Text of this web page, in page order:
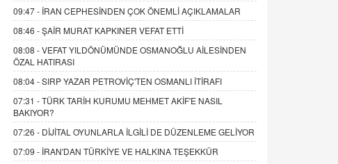
09:47 - İRAN CEPHESİNDEN ÇOK ÖNEMLİ AÇIKLAMALAR
08:46 -ŞAİR MURAT KAPKINER VEFAT ETTİ
08:08 -VEFAT YILDÖNÜMÜNDE OSMANOĞLU AİLESİNDEN
ÖZAL HATIRASI
08:04 -SIRP YAZAR PETROVİÇ'TEN OSMANLI İTİRAFI
07:31 -TÜRK TARİH KURUMU MEHMET AKİF'E NASIL
BAKIYOR?
07:26 - DİJİTAL OYUNLARLA İLGİLİ DE DÜZENLEME GELİYOR
07:09 - İRAN'DAN TÜRKİYE VE HALKINA TEŞEKKÜR